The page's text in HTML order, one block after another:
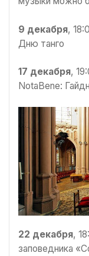
9 декабря,
Дню танго
17 декабря,
NotaBene:
22 декабря,
заповедника